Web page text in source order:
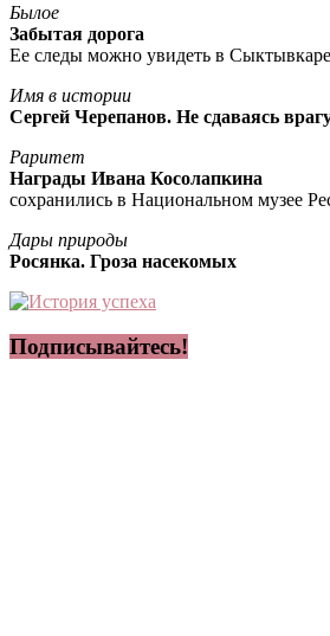
Былое
Забытая дорога
Ее следы можно увидеть в Сыктывкаре
Имя в истории
Сергей Черепанов. Не сдаваясь
Раритет
Награды Ивана Косолапкина
сохранились в Национальном музее
Дары природы
Росянка. Гроза насекомых
Подписывайтесь!